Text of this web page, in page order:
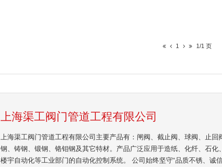
1 1/1 页
上海渠工阀门管道工程有限公司
上海渠工阀门管道工程有限公司主要产品有：闸阀、截止阀、球阀、止
钢、铸钢、锻钢、铬钼钢及其它特材。产品广泛应用于造纸、化纤、石
楼宇自动化等工业部门的自动化控制系统。 公司始终坚守“品质不锈、诚